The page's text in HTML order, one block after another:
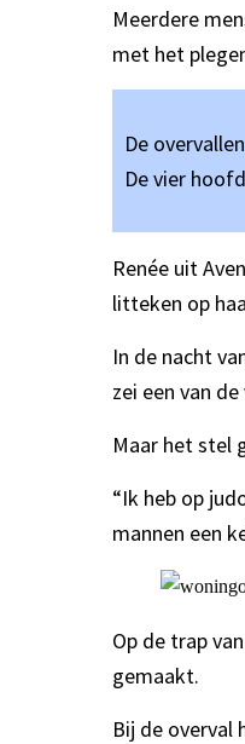
Meerdere
met het
De
De vier
Renée uit
litteken op
In de nacht
zei een van
Maar het stel
“Ik heb op
mannen een
Op de trap
gemaakt.
Bij de overval